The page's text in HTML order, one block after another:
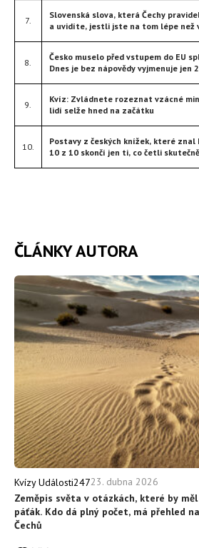
7.
Slovenská slova, která Čechy
a uvidíte, jestli jste na tom lépe než
8.
Česko muselo před vstupem do EU
Dnes je bez nápovědy vyjmenuje jen
9.
Kvíz: Zvládnete rozeznat vzácné
lidí selže hned na začátku
10.
Postavy z českých knížek, které znal
10 z 10 skončí jen ti, co četli
ČLÁNKY AUTORA
Kvízy Události24723. dubna 2026
Zeměpis světa v otázkách, které by
páťák. Kdo dá plný počet, má přehled
Čechů